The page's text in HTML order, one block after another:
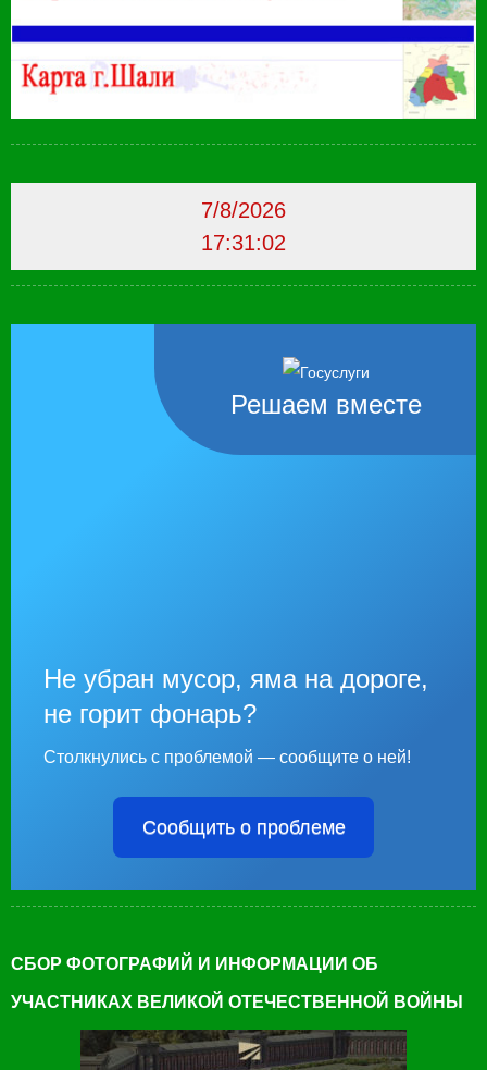
7/8/2026
17:31:03
Решаем вместе
Не убран мусор, яма на дороге,
не горит фонарь?
Столкнулись с проблемой — сообщите о ней!
Сообщить о проблеме
СБОР ФОТОГРАФИЙ И ИНФОРМАЦИИ ОБ
УЧАСТНИКАХ ВЕЛИКОЙ ОТЕЧЕСТВЕННОЙ ВОЙНЫ